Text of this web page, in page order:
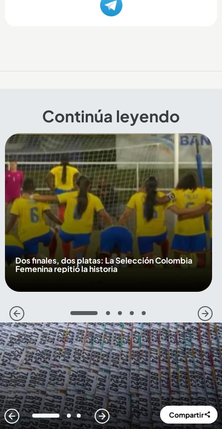
Continúa leyendo
Dos finales, dos platas: La Selección Colombia
Femenina repitió la historia
1 2 3 4 5
1 2 3 Compartir